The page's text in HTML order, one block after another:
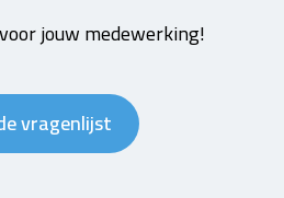
jouw medewerking!
vragenlijst